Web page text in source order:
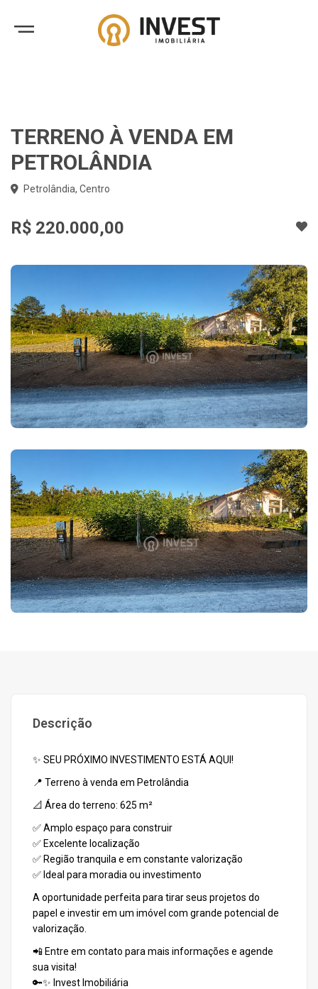
TERRENO À VENDA EM
PETROLÂNDIA
Petrolândia, Centro
R$ 220.000,00
Descrição
✨ SEU PRÓXIMO INVESTIMENTO ESTÁ AQUI!
📍 Terreno à venda em Petrolândia
📐 Área do terreno: 625 m²
✅ Amplo espaço para construir
✅ Excelente localização
✅ Região tranquila e em constante valorização
✅ Ideal para moradia ou investimento
A oportunidade perfeita para tirar seus projetos do
papel e investir em um imóvel com grande potencial de
valorização.
📲 Entre em contato para mais informações e agende
sua visita!
🔑✨ Invest Imobiliária